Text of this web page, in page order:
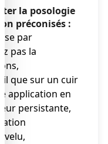
la posologie
préconisés :
par
pas la
que sur un cuir
application en
persistante,